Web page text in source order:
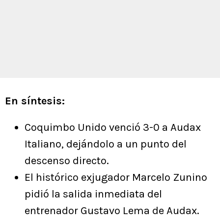
En síntesis:
Coquimbo Unido venció 3-0 a Audax
Italiano, dejándolo a un punto del
descenso directo.
El histórico exjugador Marcelo Zunino
pidió la salida inmediata del
entrenador Gustavo Lema de Audax.